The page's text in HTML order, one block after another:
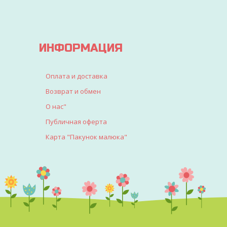
ИНФОРМАЦИЯ
Оплата и доставка
Возврат и обмен
О нас"
Публичная оферта
Карта "Пакунок малюка"